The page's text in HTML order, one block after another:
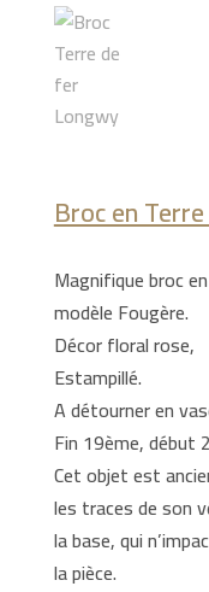
Broc en
Magnifique broc
modèle Fougère.
Décor floral rose,
Estampillé.
A détourner en
Fin 19ème, début
Cet objet est
les traces de son
la base, qui
la pièce.